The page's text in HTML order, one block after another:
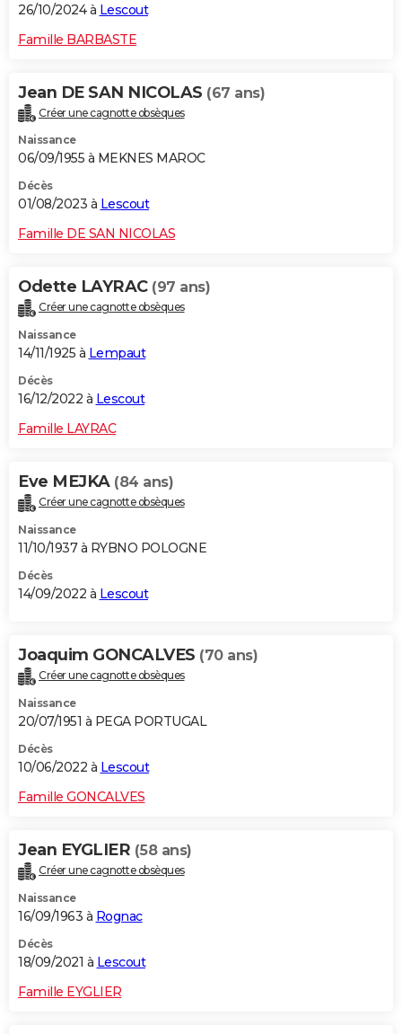
26/10/2024 à Lescout
Famille BARBASTE
Jean DE SAN NICOLAS (67 ans)
Créer une cagnotte obsèques
Naissance
06/09/1955 à MEKNES MAROC
Décès
01/08/2023 à Lescout
Famille DE SAN NICOLAS
Odette LAYRAC (97 ans)
Créer une cagnotte obsèques
Naissance
14/11/1925 à Lempaut
Décès
16/12/2022 à Lescout
Famille LAYRAC
Eve MEJKA (84 ans)
Créer une cagnotte obsèques
Naissance
11/10/1937 à RYBNO POLOGNE
Décès
14/09/2022 à Lescout
Joaquim GONCALVES (70 ans)
Créer une cagnotte obsèques
Naissance
20/07/1951 à PEGA PORTUGAL
Décès
10/06/2022 à Lescout
Famille GONCALVES
Jean EYGLIER (58 ans)
Créer une cagnotte obsèques
Naissance
16/09/1963 à Rognac
Décès
18/09/2021 à Lescout
Famille EYGLIER